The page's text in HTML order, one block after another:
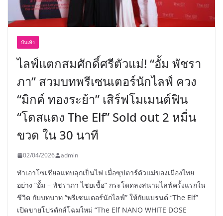
บันเทิง
ไลฟ์แตกสมศักดิ์ศรีตัวแม่! “อั้ม พัชรา
ภา” สวมบทพรีเซนเตอร์นักไลฟ์ ควง
“มิกค์ ทองระย้า” เสิร์ฟโมเมนต์ฟิน
“โดสแดง The Elf” Sold out 2 หมื่น
ขวด ใน 30 นาที
02/04/2026 admin
ทำเอาโซเชียลแทบลุกเป็นไฟ เมื่อซุปตาร์ตัวแม่ของเมืองไทย
อย่าง “อั้ม – พัชราภา ไชยเชื้อ” กระโดดลงสนามไลฟ์ครั้งแรกใน
ชีวิต กับบทบาท “พรีเซนเตอร์นักไลฟ์” ให้กับแบรนด์ “The Elf”
เปิดขายโปรดักส์โฉมใหม่ “The Elf NANO WHITE DOSE